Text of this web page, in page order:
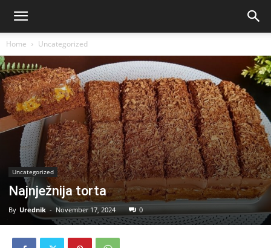
Home Uncategorized
Uncategorized
Najnježnija torta
By Urednik - November 17, 2024 0